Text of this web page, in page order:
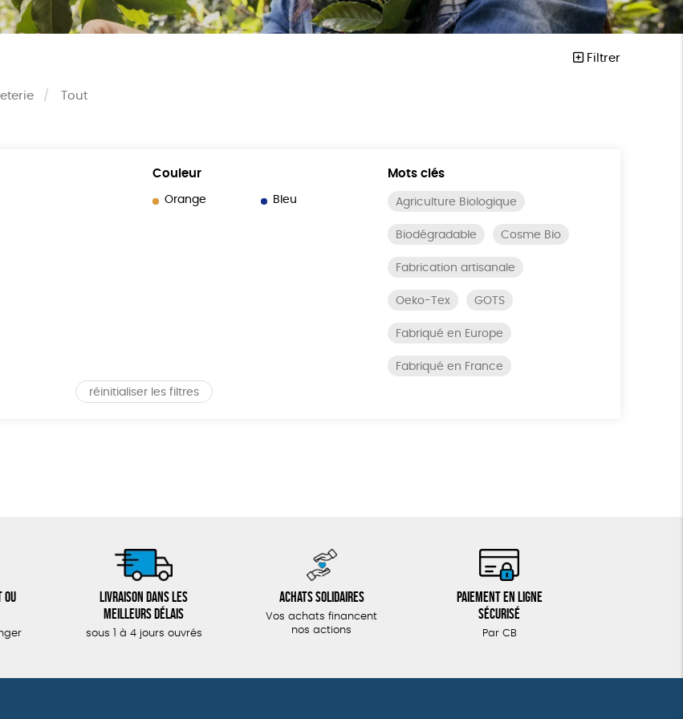
Filtrer
Tout
Couleur
Orange Bleu
Mots clés
Agriculture Biologique
Biodégradable Cosme Bio
Fabrication artisanale
Oeko-Tex GOTS
Fabriqué en Europe
Fabriqué en France
réinitialiser les filtres
ou
Livraison dans les
meilleurs délais
sous 1 à 4 jours ouvrés
Achats solidaires
Vos achats financent
nos actions
Paiement en ligne
sécurisé
Par CB